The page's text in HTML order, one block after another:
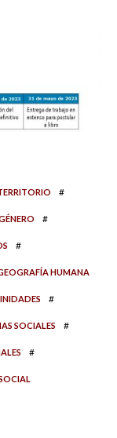
#
#
#
HUMANA
#
SOCIALES #
#